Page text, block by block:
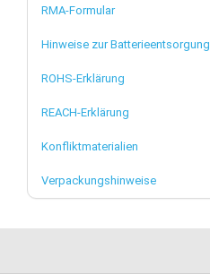
RMA-Formular
Hinweise zur Batterieentsorgung
ROHS-Erklärung
REACH-Erklärung
Konfliktmaterialien
Verpackungshinweise